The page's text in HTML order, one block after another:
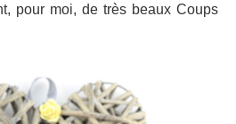
pour moi, de très beaux Coups